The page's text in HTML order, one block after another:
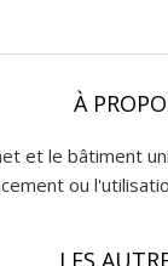
À
et le bâtiment
ou
LES